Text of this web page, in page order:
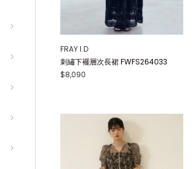
FRAY I.D
刺繡下襬層次長裙 FWFS264033
$8,090